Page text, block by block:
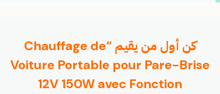
كن أول من يقيم “Chauffage de
Voiture Portable pour Pare-Brise
12V 150W avec Fonction